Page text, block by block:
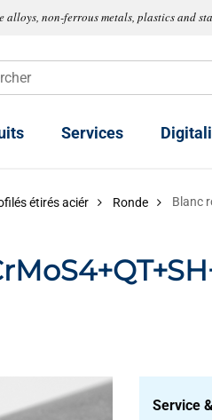
alloys, non-ferrous metals, plastics and
Services
étirés aciér Ronde Blanc
Service